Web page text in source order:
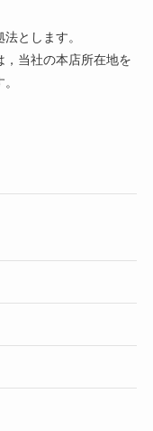
とします。
当社の本店所在地を